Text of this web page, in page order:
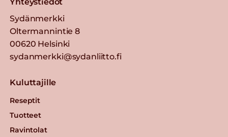
Sydänmerkki
Oltermannintie 8
00620 Helsinki
sydanmerkki@sydanliitto.fi
Kuluttajille
Reseptit
Tuotteet
Ravintolat